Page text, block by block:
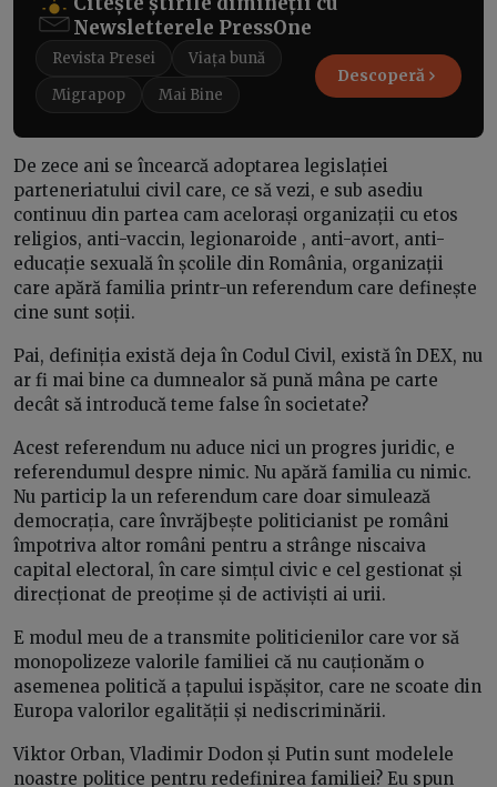
Newsletterele PressOne
Revista Presei
Viața bună
Migrapop
Mai Bine
Descoperă
De zece ani se încearcă adoptarea legislației
parteneriatului civil care, ce să vezi, e sub asediu
continuu din partea cam acelorași organizații cu etos
religios, anti-vaccin, legionaroide , anti-avort, anti-
educație sexuală în școlile din România, organizații
care apără familia printr-un referendum care definește
cine sunt soții.
Pai, definiția există deja în Codul Civil, există în DEX, nu
ar fi mai bine ca dumnealor să pună mâna pe carte
decât să introducă teme false în societate?
Acest referendum nu aduce nici un progres juridic, e
referendumul despre nimic. Nu apără familia cu nimic.
Nu particip la un referendum care doar simulează
democrația, care învrăjbește politicianist pe români
împotriva altor români pentru a strânge niscaiva
capital electoral, în care simțul civic e cel gestionat și
direcționat de preoțime și de activiști ai urii.
E modul meu de a transmite politicienilor care vor să
monopolizeze valorile familiei că nu cauționăm o
asemenea politică a țapului ispășitor, care ne scoate din
Europa valorilor egalității și nediscriminării.
Viktor Orban, Vladimir Dodon și Putin sunt modelele
noastre politice pentru redefinirea familiei? Eu spun